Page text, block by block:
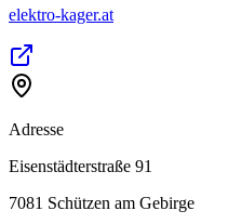
elektro-kager.at
Adresse
Eisenstädterstraße 91
7081 Schützen am Gebirge